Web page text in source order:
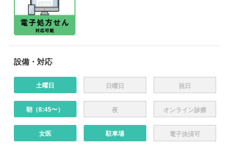
設備・対応
土曜日 日曜日 祝日
朝（8:45〜） 夜 オンライン診療
女医 駐車場 電子決済可